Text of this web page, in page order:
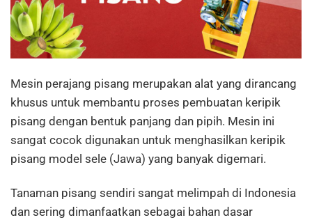
Mesin perajang pisang merupakan alat yang dirancang
khusus untuk membantu proses pembuatan keripik
pisang dengan bentuk panjang dan pipih. Mesin ini
sangat cocok digunakan untuk menghasilkan keripik
pisang model sele (Jawa) yang banyak digemari.
Tanaman pisang sendiri sangat melimpah di Indonesia
dan sering dimanfaatkan sebagai bahan dasar